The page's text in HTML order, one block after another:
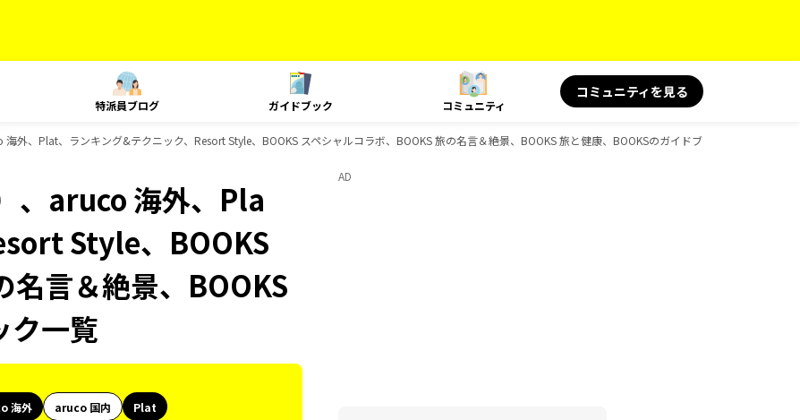
特派員ブログ ガイドブック コミュニティ
コミュニティを見る
外、Plat、ランキング&テクニック、Resort Style、BOOKS スペシャルコラボ、BOOKS 旅の名言＆絶景、BOOKS 旅と健康、BOOKSのガイドブック一覧
、aruco 海外、Pla
Style、BOOKS
名言＆絶景、BOOKS
ク一覧
海外 aruco 国内
Plat
AD